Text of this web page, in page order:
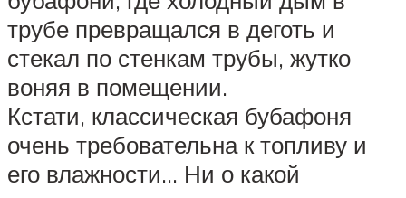
трубе превращался в деготь и
стекал по стенкам трубы, жутко
воняя в помещении.
Кстати, классическая бубафоня
очень требовательна к топливу и
его влажности… Ни о какой